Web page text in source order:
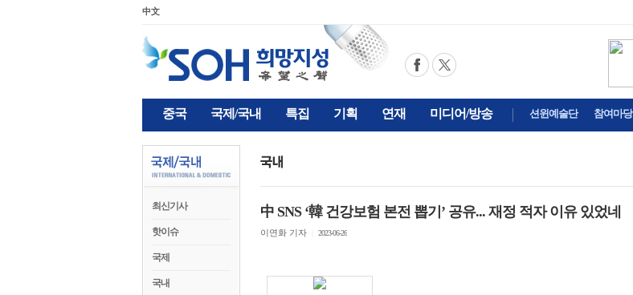
中文
중국 국제/국내 특집 기획 연재 미디어/방송 션윈예술단 참여마당
최신기사
핫이슈
국제
국내
中 SNS ‘韓 건강보험 본전 뽑기’ 공유... 재정 적자 이유 있었네
이연화 기자 2023-06-26